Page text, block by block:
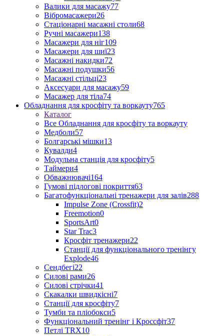
Валики для масажу77
Вібромасажери26
Стаціонарні масажні столи68
Ручні масажери138
Масажери для ніг109
Масажери для шиї23
Масажні накидки72
Масажні подушки56
Масажні стільці23
Аксесуари для масажу59
Масажер для тіла74
Обладнання для кросфіту та воркауту765
Каталог
Все Обладнання для кросфіту та воркауту
Медболи57
Болгарські мішки13
Кувалди4
Модульна станція для кросфіту5
Таймери4
Обважнювачі164
Гумові підлогові покриття63
Багатофункціональні тренажери для залів288
Impulse Zone (Crossfit)2
Freemotion0
SportsArt0
Star Trac3
Кросфіт тренажери22
Станції для функціонального тренінгу
Explode46
Сендбегі22
Силові рами26
Силові стрічки41
Скакалки швидкісні7
Станції для кросфіту7
Тумби та пліобокси5
Функціональний тренінг і Кроссфіт37
Петлі TRX10